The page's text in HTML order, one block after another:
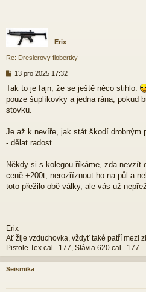
Erix
Re: Dreslerovy flobertky
P
í
s
p
e
k
13 pro 2025 17:32
Tak to je fajn, že se ještě něco stihlo.
pouze šuplíkovky a jedna rána, pokud
stovku.
Je až k nevíře, jak stát škodí drobným
- dělat radost.
Někdy si s kolegou říkáme, zda nevzít
ceně +200t, nerozříznout ho na půl a
toto přežilo obě války, ale vás už
Erix
Ať žije vzduchovka, vždyť také patří mezi
Pistole Tex cal. .177, Slávia 620 cal. .177
Seismika